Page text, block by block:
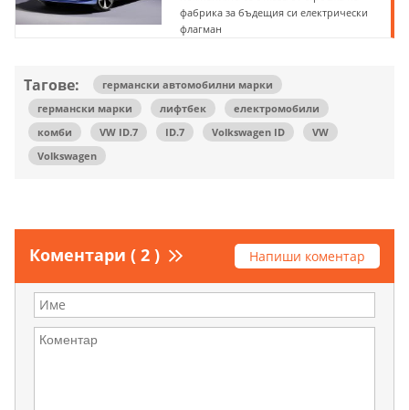
фабрика за бъдещия си електрически
флагман
Тагове:
германски автомобилни марки
германски марки
лифтбек
електромобили
комби
VW ID.7 ID.7 Volkswagen ID
VW
Volkswagen
Коментари ( 2 ) Напиши коментар